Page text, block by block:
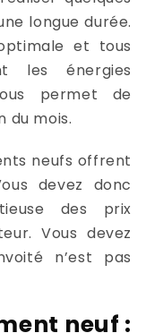
longue durée.
et tous
les énergies
permet de
du mois.
neufs offrent
devez donc
des prix
Vous devez
n’est pas
neuf :